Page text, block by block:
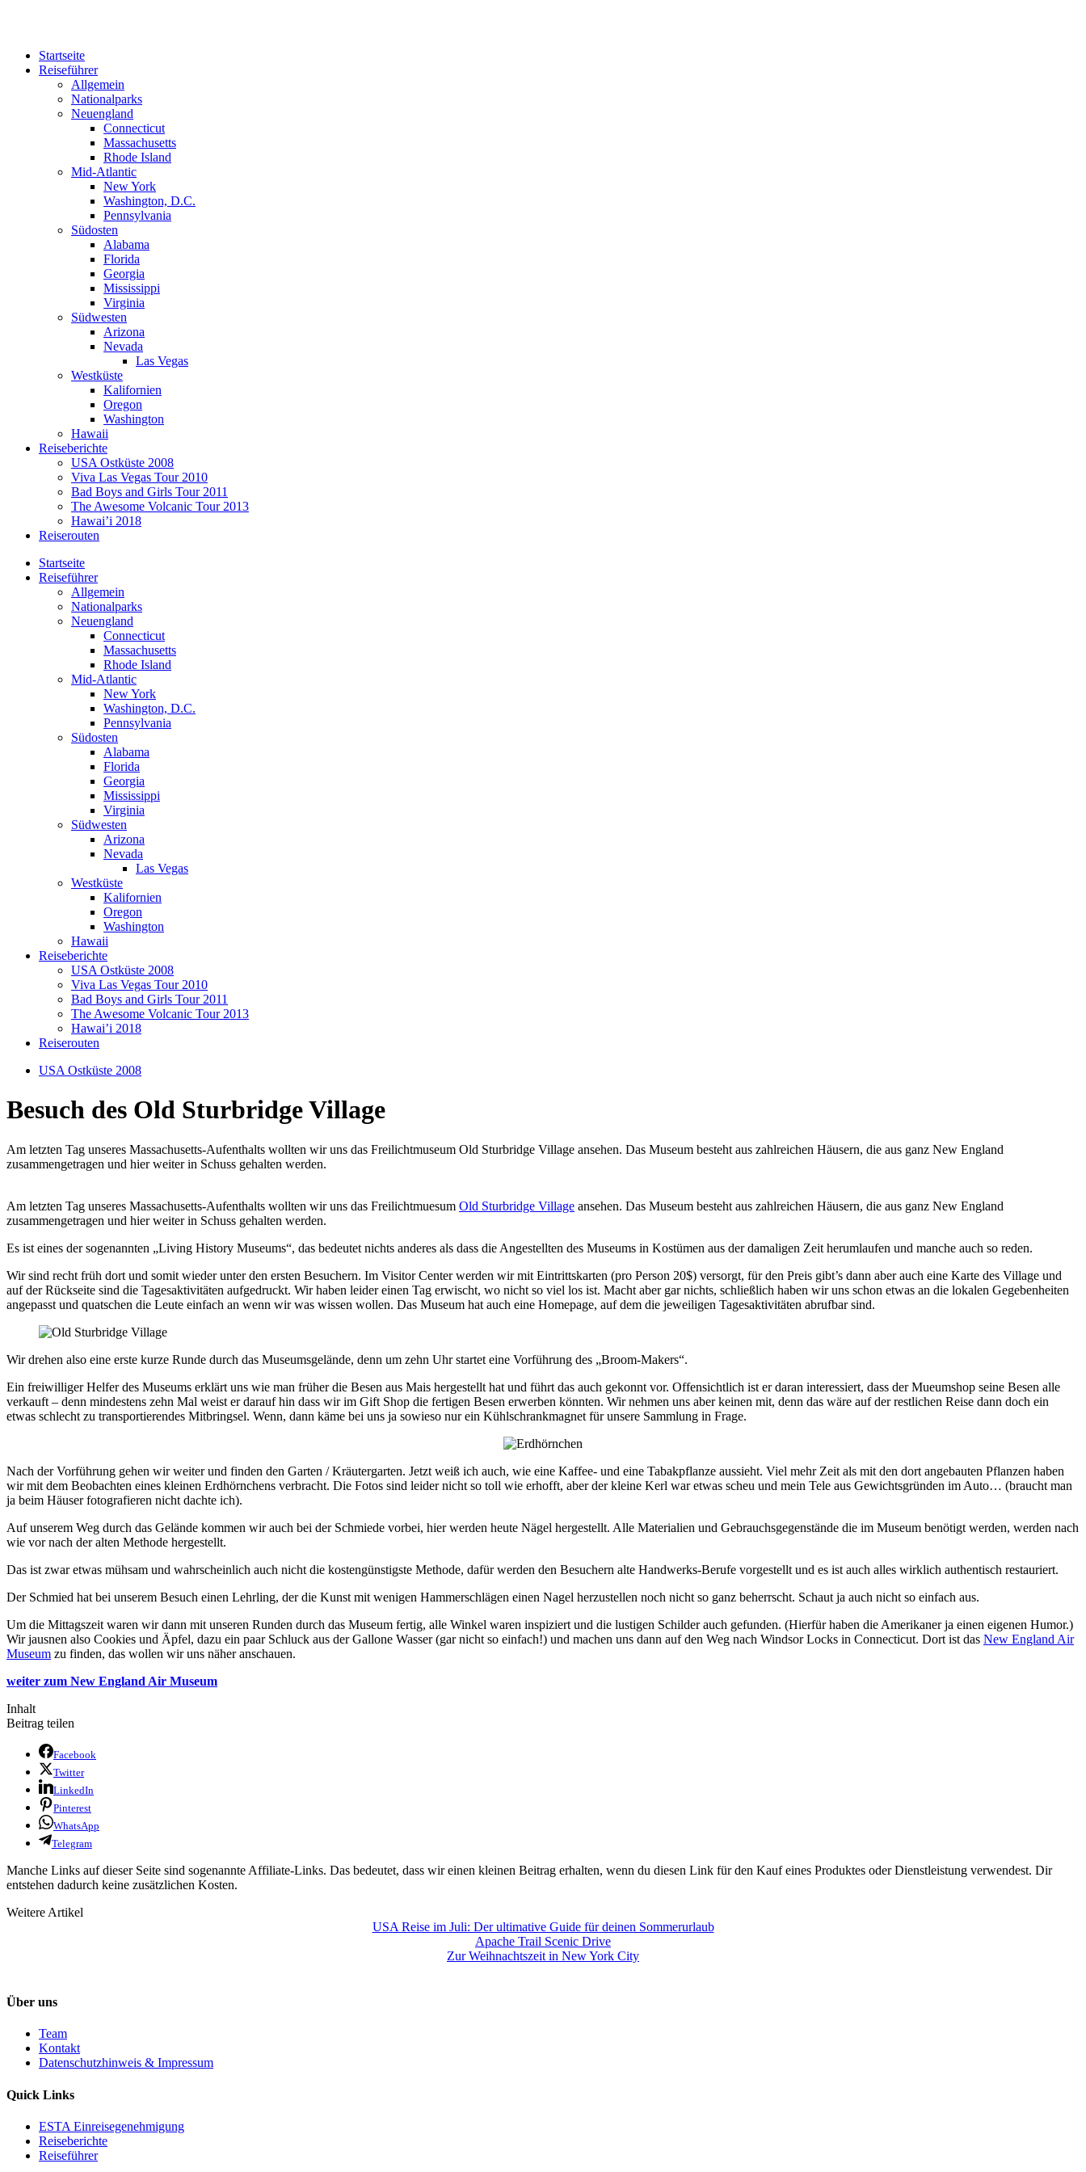
Startseite
Reiseführer
Allgemein
Nationalparks
Neuengland
Connecticut
Massachusetts
Rhode Island
Mid-Atlantic
New York
Washington, D.C.
Pennsylvania
Südosten
Alabama
Florida
Georgia
Mississippi
Virginia
Südwesten
Arizona
Nevada
Las Vegas
Westküste
Kalifornien
Oregon
Washington
Hawaii
Reiseberichte
USA Ostküste 2008
Viva Las Vegas Tour 2010
Bad Boys and Girls Tour 2011
The Awesome Volcanic Tour 2013
Hawai’i 2018
Reiserouten
Startseite
Reiseführer
Allgemein
Nationalparks
Neuengland
Connecticut
Massachusetts
Rhode Island
Mid-Atlantic
New York
Washington, D.C.
Pennsylvania
Südosten
Alabama
Florida
Georgia
Mississippi
Virginia
Südwesten
Arizona
Nevada
Las Vegas
Westküste
Kalifornien
Oregon
Washington
Hawaii
Reiseberichte
USA Ostküste 2008
Viva Las Vegas Tour 2010
Bad Boys and Girls Tour 2011
The Awesome Volcanic Tour 2013
Hawai’i 2018
Reiserouten
USA Ostküste 2008
Besuch des Old Sturbridge Village
Am letzten Tag unseres Massachusetts-Aufenthalts wollten wir uns das Freilichtmuseum Old Sturbridge Village ansehen. Das Museum besteht aus zahlreichen Häusern, die aus ganz New England
zusammengetragen und hier weiter in Schuss gehalten werden.
Am letzten Tag unseres Massachusetts-Aufenthalts wollten wir uns das Freilichtmuesum Old Sturbridge Village ansehen. Das Museum besteht aus zahlreichen Häusern, die aus ganz New England
zusammengetragen und hier weiter in Schuss gehalten werden.
Es ist eines der sogenannten „Living History Museums“, das bedeutet nichts anderes als dass die Angestellten des Museums in Kostümen aus der damaligen Zeit herumlaufen und manche auch so reden.
Wir sind recht früh dort und somit wieder unter den ersten Besuchern. Im Visitor Center werden wir mit Eintrittskarten (pro Person 20$) versorgt, für den Preis gibt’s dann aber auch eine Karte des Village und
auf der Rückseite sind die Tagesaktivitäten aufgedruckt. Wir haben leider einen Tag erwischt, wo nicht so viel los ist. Macht aber gar nichts, schließlich haben wir uns schon etwas an die lokalen Gegebenheiten
angepasst und quatschen die Leute einfach an wenn wir was wissen wollen. Das Museum hat auch eine Homepage, auf dem die jeweiligen Tagesaktivitäten abrufbar sind.
Wir drehen also eine erste kurze Runde durch das Museumsgelände, denn um zehn Uhr startet eine Vorführung des „Broom-Makers“.
Ein freiwilliger Helfer des Museums erklärt uns wie man früher die Besen aus Mais hergestellt hat und führt das auch gekonnt vor. Offensichtlich ist er daran interessiert, dass der Mueumshop seine Besen alle
verkauft – denn mindestens zehn Mal weist er darauf hin dass wir im Gift Shop die fertigen Besen erwerben könnten. Wir nehmen uns aber keinen mit, denn das wäre auf der restlichen Reise dann doch ein
etwas schlecht zu transportierendes Mitbringsel. Wenn, dann käme bei uns ja sowieso nur ein Kühlschrankmagnet für unsere Sammlung in Frage.
Nach der Vorführung gehen wir weiter und finden den Garten / Kräutergarten. Jetzt weiß ich auch, wie eine Kaffee- und eine Tabakpflanze aussieht. Viel mehr Zeit als mit den dort angebauten Pflanzen haben
wir mit dem Beobachten eines kleinen Erdhörnchens verbracht. Die Fotos sind leider nicht so toll wie erhofft, aber der kleine Kerl war etwas scheu und mein Tele aus Gewichtsgründen im Auto… (braucht man
ja beim Häuser fotografieren nicht dachte ich).
Auf unserem Weg durch das Gelände kommen wir auch bei der Schmiede vorbei, hier werden heute Nägel hergestellt. Alle Materialien und Gebrauchsgegenstände die im Museum benötigt werden, werden nach
wie vor nach der alten Methode hergestellt.
Das ist zwar etwas mühsam und wahrscheinlich auch nicht die kostengünstigste Methode, dafür werden den Besuchern alte Handwerks-Berufe vorgestellt und es ist auch alles wirklich authentisch restauriert.
Der Schmied hat bei unserem Besuch einen Lehrling, der die Kunst mit wenigen Hammerschlägen einen Nagel herzustellen noch nicht so ganz beherrscht. Schaut ja auch nicht so einfach aus.
Um die Mittagszeit waren wir dann mit unseren Runden durch das Museum fertig, alle Winkel waren inspiziert und die lustigen Schilder auch gefunden. (Hierfür haben die Amerikaner ja einen eigenen Humor.)
Wir jausnen also Cookies und Äpfel, dazu ein paar Schluck aus der Gallone Wasser (gar nicht so einfach!) und machen uns dann auf den Weg nach Windsor Locks in Connecticut. Dort ist das New England Air
Museum zu finden, das wollen wir uns näher anschauen.
weiter zum New England Air Museum
Inhalt
Beitrag teilen
Facebook
Twitter
LinkedIn
Pinterest
WhatsApp
Telegram
Manche Links auf dieser Seite sind sogenannte Affiliate-Links. Das bedeutet, dass wir einen kleinen Beitrag erhalten, wenn du diesen Link für den Kauf eines Produktes oder Dienstleistung verwendest. Dir
entstehen dadurch keine zusätzlichen Kosten.
Weitere Artikel
USA Reise im Juli: Der ultimative Guide für deinen Sommerurlaub
Apache Trail Scenic Drive
Zur Weihnachtszeit in New York City
Über uns
Team
Kontakt
Datenschutzhinweis & Impressum
Quick Links
ESTA Einreisegenehmigung
Reiseberichte
Reiseführer